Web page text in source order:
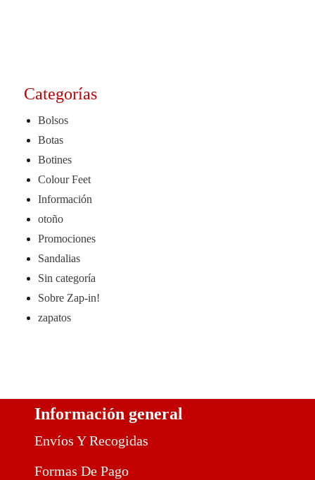
Categorías
Bolsos
Botas
Botines
Colour Feet
Información
otoño
Promociones
Sandalias
Sin categoría
Sobre Zap-in!
zapatos
Información general
Envíos Y Recogidas
Formas De Pago